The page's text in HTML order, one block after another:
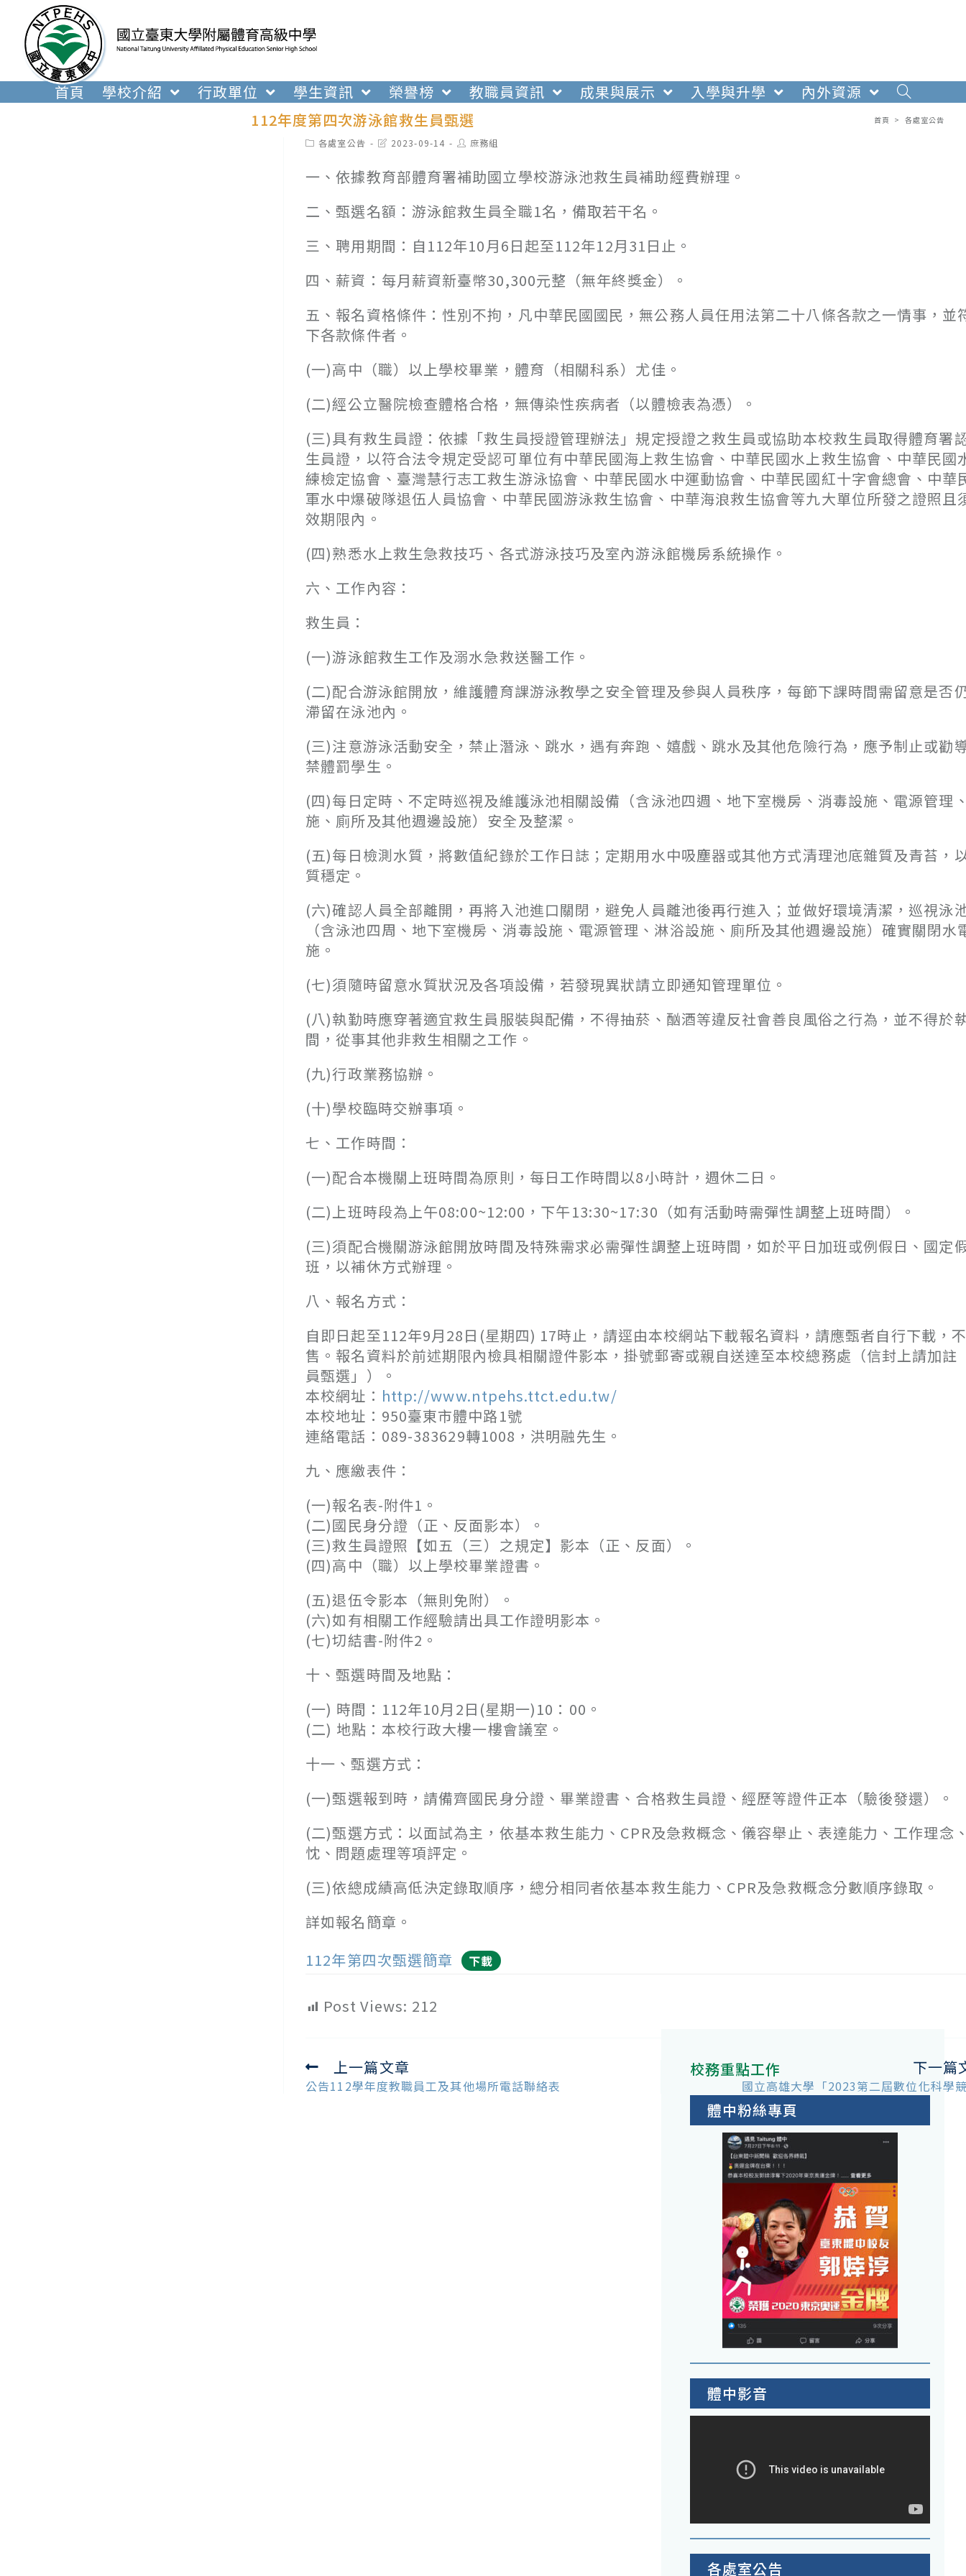
內
首頁 學校介紹 行政單位 學生資訊 榮譽榜 教職員資訊 成果與展示 入學與升學
內外資源
112年度第四次游泳館救生員甄選
首頁 > 各處室公告
Post各處室公告
Post2023-09-14
Post庶務組
一、依據教育部體育署補助國立學校游泳池救生員補助經費辦理。
二、甄選名額：游泳館救生員全職1名，備取若干名。
三、聘用期間：自112年10月6日起至112年12月31日止。
四、薪資：每月薪資新臺幣30,300元整（無年終獎金）。
五、報名資格條件：性別不拘，凡中華民國國民，無公務人員任用法第二十八條各款之一情事，並
下各款條件者。
(一)高中（職）以上學校畢業，體育（相關科系）尤佳。
(二)經公立醫院檢查體格合格，無傳染性疾病者（以體檢表為憑）。
(三)具有救生員證：依據「救生員授證管理辦法」規定授證之救生員或協助本校救生員取得體育署
生員證，以符合法令規定受認可單位有中華民國海上救生協會、中華民國水上救生協會、中華民國
練檢定協會、臺灣慧行志工救生游泳協會、中華民國水中運動協會、中華民國紅十字會總會、中華
軍水中爆破隊退伍人員協會、中華民國游泳救生協會、中華海浪救生協會等九大單位所發之證照且
效期限內。
(四)熟悉水上救生急救技巧、各式游泳技巧及室內游泳館機房系統操作。
六、工作內容：
救生員：
(一)游泳館救生工作及溺水急救送醫工作。
(二)配合游泳館開放，維護體育課游泳教學之安全管理及參與人員秩序，每節下課時間需留意是否
滯留在泳池內。
(三)注意游泳活動安全，禁止潛泳、跳水，遇有奔跑、嬉戲、跳水及其他危險行為，應予制止或勸
禁體罰學生。
(四)每日定時、不定時巡視及維護泳池相關設備（含泳池四週、地下室機房、消毒設施、電源管理
施、廁所及其他週邊設施）安全及整潔。
(五)每日檢測水質，將數值紀錄於工作日誌；定期用水中吸塵器或其他方式清理池底雜質及青苔，
質穩定。
(六)確認人員全部離開，再將入池進口關閉，避免人員離池後再行進入；並做好環境清潔，巡視泳
（含泳池四周、地下室機房、消毒設施、電源管理、淋浴設施、廁所及其他週邊設施）確實關閉水
施。
(七)須隨時留意水質狀況及各項設備，若發現異狀請立即通知管理單位。
(八)執勤時應穿著適宜救生員服裝與配備，不得抽菸、酗酒等違反社會善良風俗之行為，並不得於
間，從事其他非救生相關之工作。
(九)行政業務協辦。
(十)學校臨時交辦事項。
七、工作時間：
(一)配合本機關上班時間為原則，每日工作時間以8小時計，週休二日。
(二)上班時段為上午08:00~12:00，下午13:30~17:30（如有活動時需彈性調整上班時間）。
(三)須配合機關游泳館開放時間及特殊需求必需彈性調整上班時間，如於平日加班或例假日、國定
班，以補休方式辦理。
八、報名方式：
自即日起至112年9月28日(星期四) 17時止，請逕由本校網站下載報名資料，請應甄者自行下載，
售。報名資料於前述期限內檢具相關證件影本，掛號郵寄或親自送達至本校總務處（信封上請加註
員甄選」）。
本校網址： http://www.ntpehs.ttct.edu.tw/
本校地址：950臺東市體中路1號
連絡電話：089-383629轉1008，洪明融先生。
九、應繳表件：
(一)報名表-附件1。
(二)國民身分證（正、反面影本）。
(三)救生員證照【如五（三）之規定】影本（正、反面）。
(四)高中（職）以上學校畢業證書。
(五)退伍令影本（無則免附）。
(六)如有相關工作經驗請出具工作證明影本。
(七)切結書-附件2。
十、甄選時間及地點：
(一) 時間：112年10月2日(星期一)10：00。
(二) 地點：本校行政大樓一樓會議室。
十一、甄選方式：
(一)甄選報到時，請備齊國民身分證、畢業證書、合格救生員證、經歷等證件正本（驗後發還）。
(二)甄選方式：以面試為主，依基本救生能力、CPR及急救概念、儀容舉止、表達能力、工作理念
忱、問題處理等項評定。
(三)依總成績高低決定錄取順序，總分相同者依基本救生能力、CPR及急救概念分數順序錄取。
詳如報名簡章。
112年第四次甄選簡章
下載
Post Views: 212
Read
more
上一篇文章
公告112學年度教職員工及其他場所電話聯絡表
下一篇
國立高雄大學「2023第二屆數位化科學
校務重點工作
體中粉絲專頁
體中影音
各處室公告